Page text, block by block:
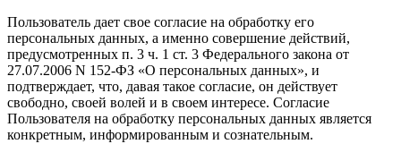
Пользователь дает свое согласие на обработку его
персональных данных, а именно совершение действий,
предусмотренных п. 3 ч. 1 ст. 3 Федерального закона от
27.07.2006 N 152-ФЗ «О персональных данных», и
подтверждает, что, давая такое согласие, он действует
свободно, своей волей и в своем интересе. Согласие
Пользователя на обработку персональных данных является
конкретным, информированным и сознательным.